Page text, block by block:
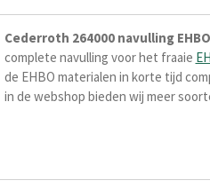
Cederroth 264000 navulling
complete navulling voor het fraaie
de EHBO materialen in korte tijd
in de webshop bieden wij meer